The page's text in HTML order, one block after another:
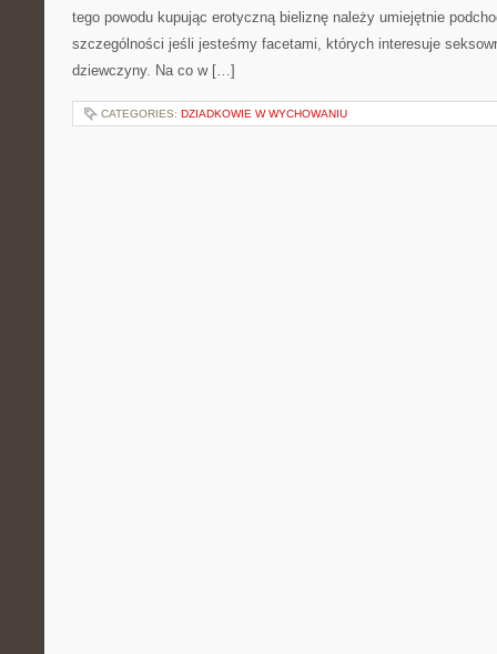
tego powodu kupując erotyczną bieliznę należy umiejętnie
szczególności jeśli jesteśmy facetami, których interesuje
dziewczyny. Na co w […]
CATEGORIES: DZIADKOWIE W WYCHOWANIU